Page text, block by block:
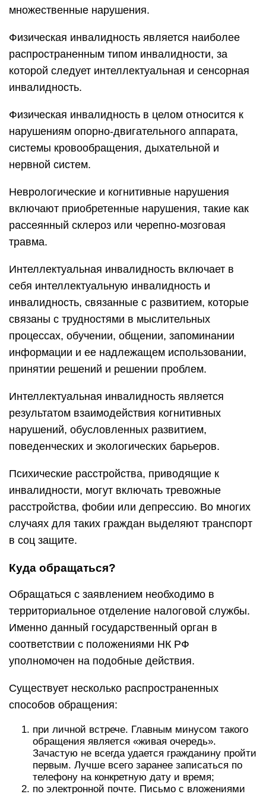
множественные нарушения.
Физическая инвалидность является наиболее
распространенным типом инвалидности, за
которой следует интеллектуальная и сенсорная
инвалидность.
Физическая инвалидность в целом относится к
нарушениям опорно-двигательного аппарата,
системы кровообращения, дыхательной и
нервной систем.
Неврологические и когнитивные нарушения
включают приобретенные нарушения, такие как
рассеянный склероз или черепно-мозговая
травма.
Интеллектуальная инвалидность включает в
себя интеллектуальную инвалидность и
инвалидность, связанные с развитием, которые
связаны с трудностями в мыслительных
процессах, обучении, общении, запоминании
информации и ее надлежащем использовании,
принятии решений и решении проблем.
Интеллектуальная инвалидность является
результатом взаимодействия когнитивных
нарушений, обусловленных развитием,
поведенческих и экологических барьеров.
Психические расстройства, приводящие к
инвалидности, могут включать тревожные
расстройства, фобии или депрессию. Во многих
случаях для таких граждан выделяют транспорт
в соц защите.
Куда обращаться?
Обращаться с заявлением необходимо в
территориальное отделение налоговой службы.
Именно данный государственный орган в
соответствии с положениями НК РФ
уполномочен на подобные действия.
Существует несколько распространенных
способов обращения:
при личной встрече. Главным минусом такого
обращения является «живая очередь».
Зачастую не всегда удается гражданину пройти
первым. Лучше всего заранее записаться по
телефону на конкретную дату и время;
по электронной почте. Письмо с вложениями